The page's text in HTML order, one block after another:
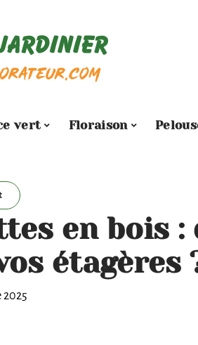
vert Floraison
en bois :
étagères
2025